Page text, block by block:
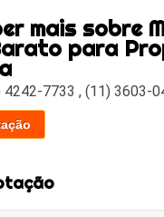
mais sobre
para
4242-7733 ,(11) 3603-